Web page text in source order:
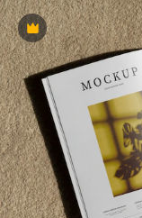
Премиум